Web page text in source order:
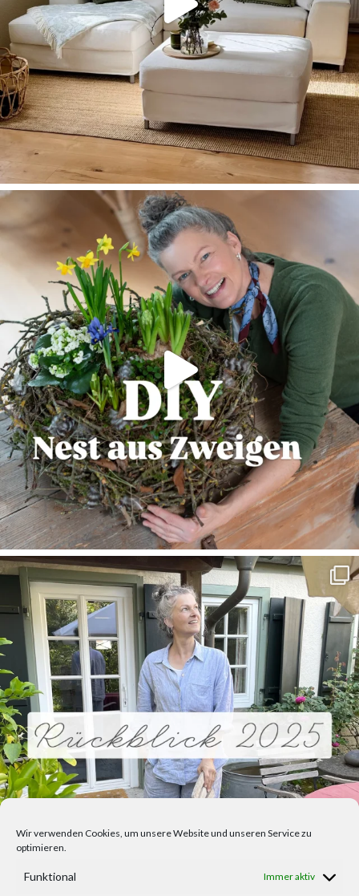
Wir verwenden Cookies, um unsere Website und unseren Service zu
optimieren.
Funktional Immer aktiv